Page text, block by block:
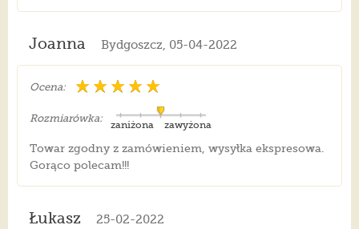
Joanna Bydgoszcz, 05-04-2022
Ocena:
Rozmiarówka:
zawyżona
zaniżona
Towar zgodny z zamówieniem, wysyłka ekspresowa.
Gorąco polecam!!!
Łukasz 25-02-2022